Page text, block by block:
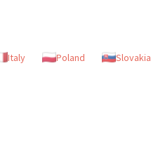
Italy Poland Slovakia